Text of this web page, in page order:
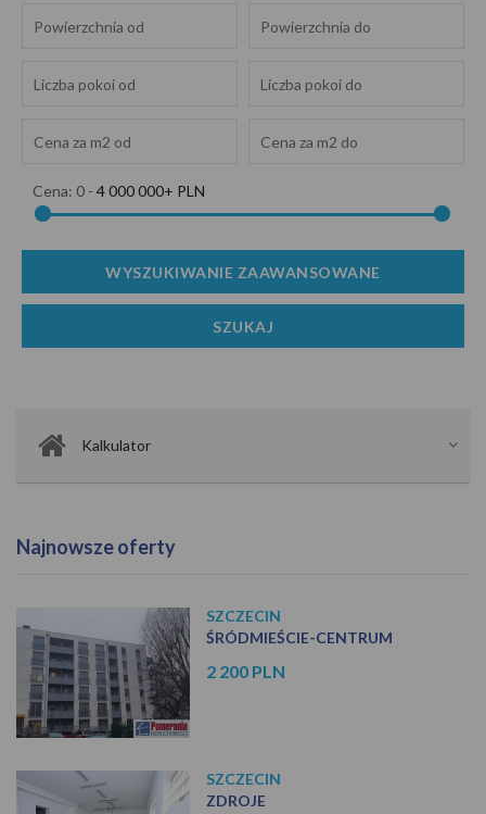
Cena: 0 - 4 000 000+ PLN
Kalkulator
Najnowsze oferty
SZCZECIN
ŚRÓDMIEŚCIE-CENTRUM
2 200 PLN
SZCZECIN
ZDROJE